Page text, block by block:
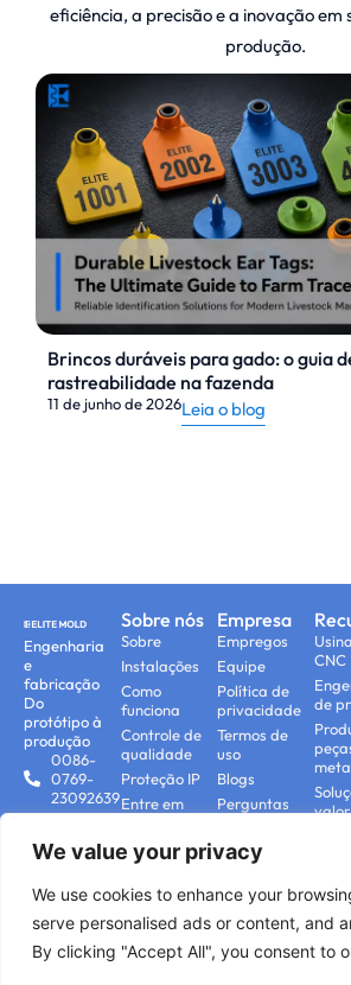
We value your privacy
We use cookies to enhance your
serve personalised ads or content, and
By clicking "Accept All", you consent to
eficiência, a precisão e a inovação em
produção.
Brincos duráveis para gado: o guia
rastreabilidade na fazenda
11 de junho de 2026Leia o blog
Engenharia
e
fabricação
Do
protótipo à
produção
0086-
0769-
23092639
No.2
BaoshiRoad,Tangxia,Dongguan,
China,523728
Sobre nós
Sobre
Instalações
Como
funciona
Controle de
qualidade
Proteção IP
Entre em
Empresa
Empregos
Equipe
Política de
privacidade
Termos de
uso
Blogs
Perguntas
CNC
de
valor